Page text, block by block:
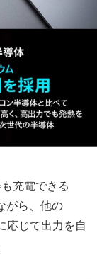
充電できる
がら、他の
応じて出力を自